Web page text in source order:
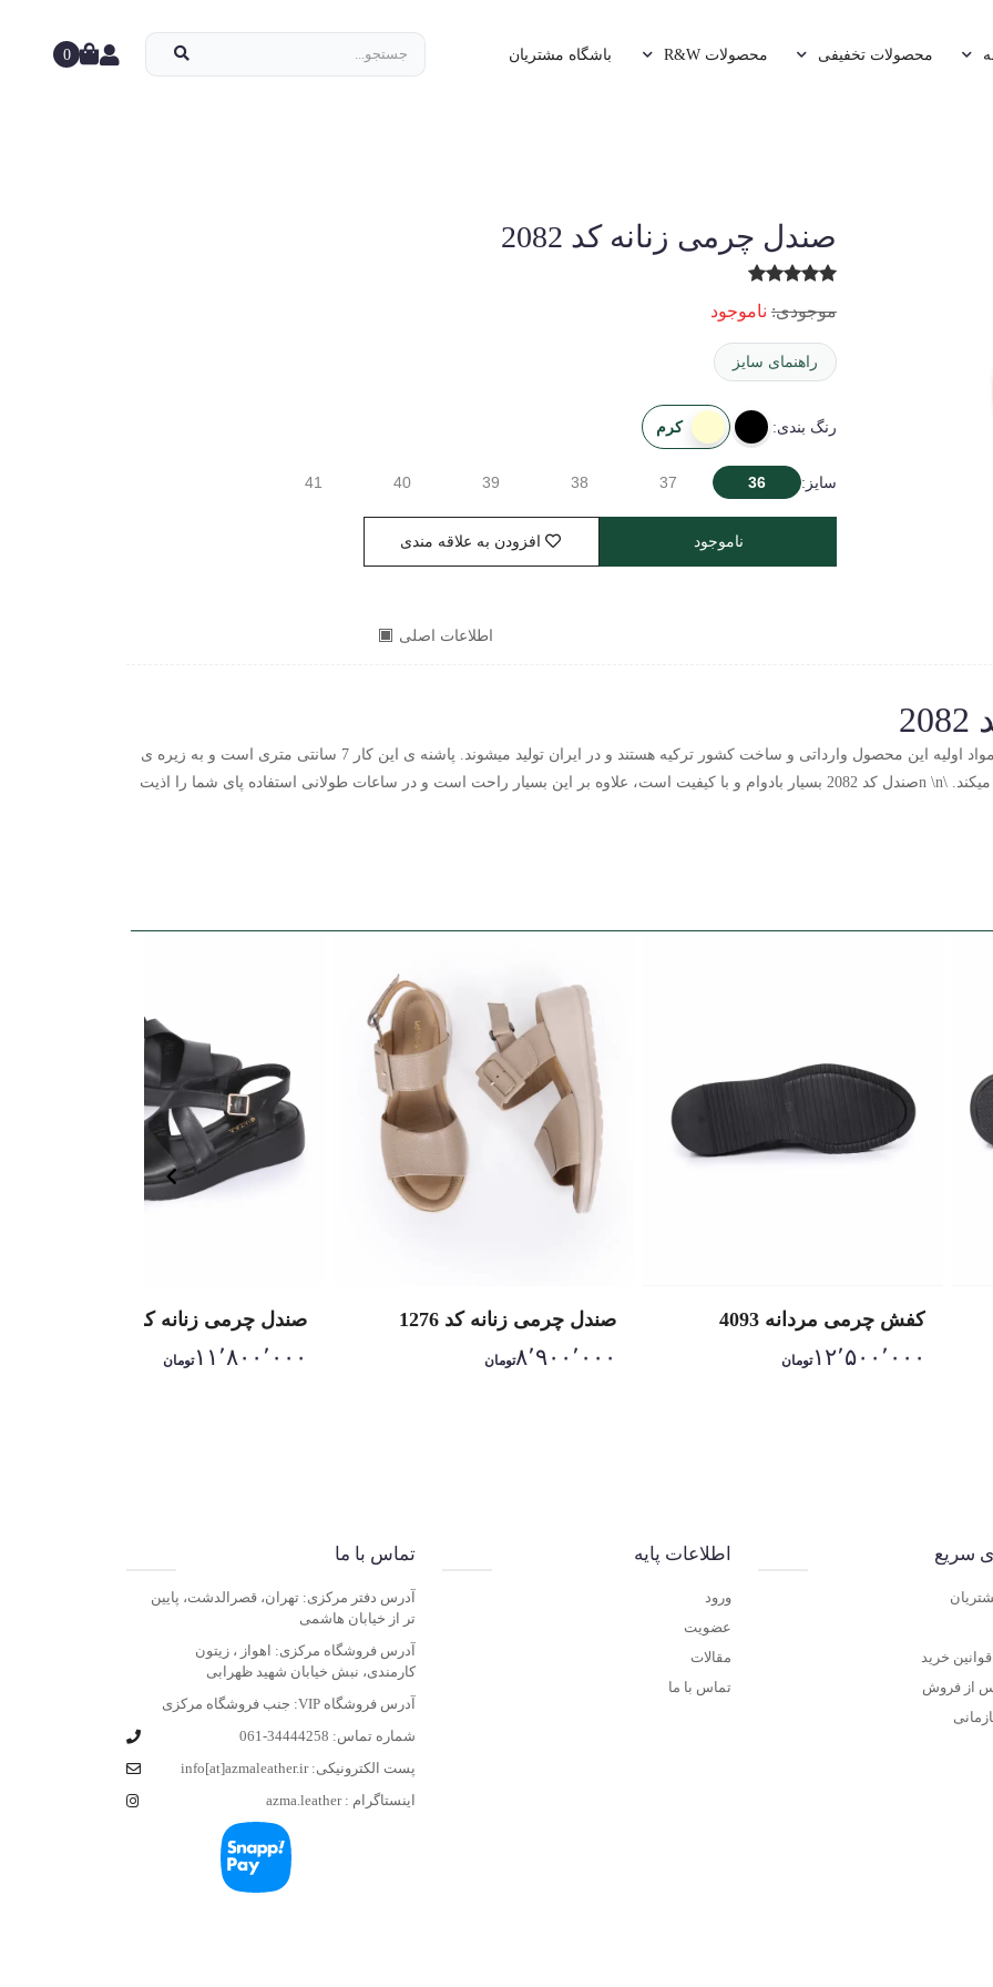
محصولات تخفیفی محصولات R&W باشگاه مشتریان 0
صندل چرمی زنانه کد 2082
موجودی: ناموجود
راهنمای سایز
رنگ بندی: کرم
سایز: 36
37
38
39
40
41
ناموجود افزودن به علاقه مندی
اطلاعات اصلی
\nرویه، آستر و کفی این کفش از چرم طبیعی است. تمام مواد اولیه این محصول وارداتی و ساخت کشور ترکیه هستند و در ایران تولید میشوند. پاشنه ی این کار 7 سانتی متری است و به زیره ی
آن متصل است که همین موضوع از لغزش پاشنه جلوگیری میکند. \n \nصندل کد 2082 بسیار بادوام و با کیفیت است، علاوه بر این بسیار راحت است و در ساعات طولانی استفاده پای شما را اذیت
کفش چرمی مردانه 4093
۱۲٬۵۰۰٬۰۰۰تومان
صندل چرمی زنانه کد 1276
۸٬۹۰۰٬۰۰۰تومان
صندل چرمی زنانه کد 1768
۱۱٬۸۰۰٬۰۰۰تومان
سریع
خرید
از فروش
اطلاعات پایه
ورود
عضویت
مقالات
تماس با ما
تماس با ما
آدرس دفتر مرکزی: تهران، قصرالدشت، پایین
تر از خیابان هاشمی
آدرس فروشگاه مرکزی: اهواز ، زیتون
کارمندی، نبش خیابان شهید ظهرابی
آدرس فروشگاه VIP: جنب فروشگاه مرکزی
شماره تماس: 061-34444258
پست الکترونیکی:info[at]azmaleather.ir
اینستاگرام :azma.leather